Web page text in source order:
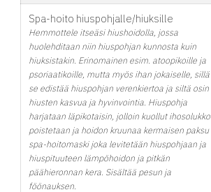
Spa-hoito hiuspohjalle/hiuksille
Hemmottele itseäsi hiushoidolla, jossa
huolehditaan niin hiuspohjan kunnosta kuin
hiuksistakin. Erinomainen esim. atoopikoille ja
psoriaatikoille, mutta myös ihan jokaiselle, sillä
se edistää hiuspohjan verenkiertoa ja siltä osin
hiusten kasvua ja hyvinvointia. Hiuspohja
harjataan läpikotaisin, jolloin kuollut ihosolukko
poistetaan ja hoidon kruunaa kermaisen paksu
spa-hoitomaski joka levitetään hiuspohjaan ja
hiuspituuteen lämpöhoidon ja pitkän
päähieronnan kera. Sisältää pesun ja
föönauksen.